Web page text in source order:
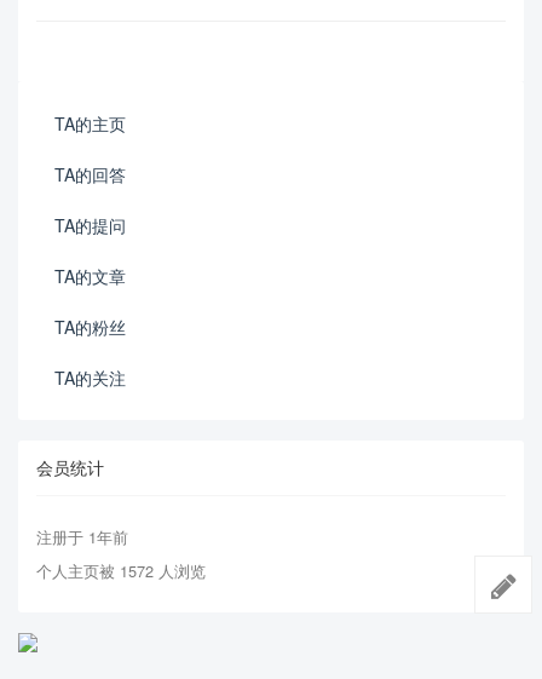
TA的主页
TA的回答
TA的提问
TA的文章
TA的粉丝
TA的关注
会员统计
注册于 1年前
个人主页被 1572 人浏览